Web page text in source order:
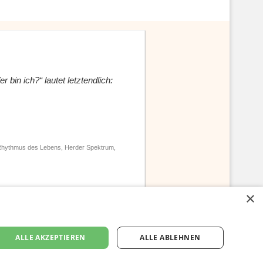
Pansliste.de
×
ALLE AKZEPTIEREN ALLE ABLEHNEN